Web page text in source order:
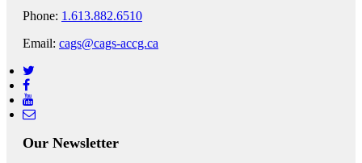
Phone: 1.613.882.6510
Email: cags@cags-accg.ca
Our Newsletter